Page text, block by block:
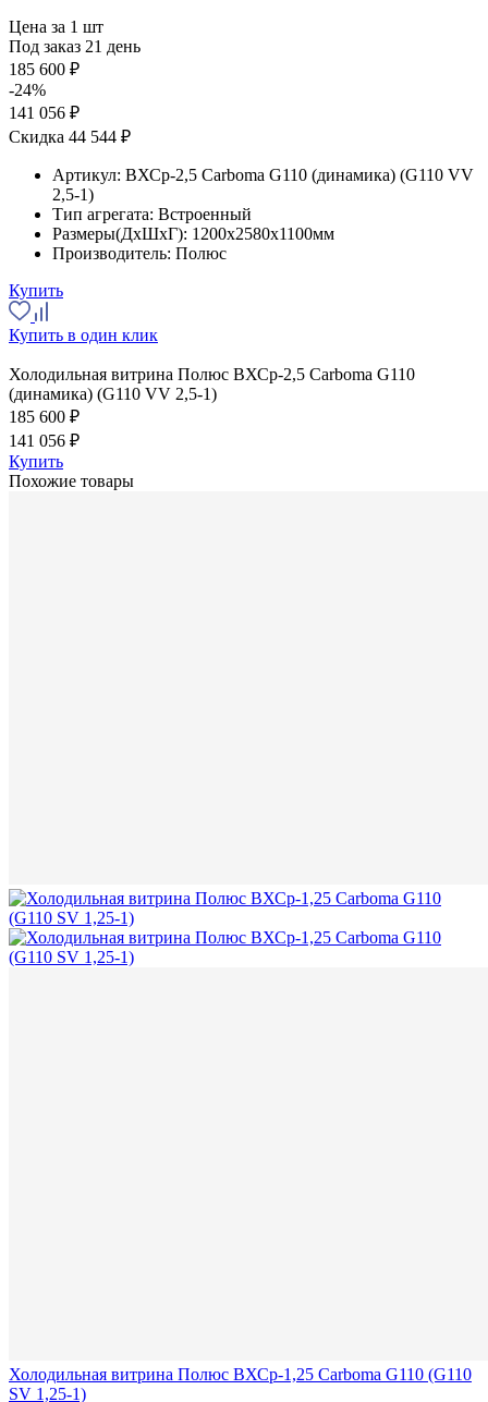
Цена за 1 шт
Под заказ 21 день
185 600 ₽
-24%
141 056 ₽
Скидка 44 544 ₽
Артикул: ВХСр-2,5 Сarboma G110 (динамика) (G110 VV
2,5-1)
Тип агрегата: Встроенный
Размеры(ДхШхГ): 1200x2580x1100мм
Производитель: Полюс
Купить
Купить в один клик
Холодильная витрина Полюс ВХСр-2,5 Сarboma G110
(динамика) (G110 VV 2,5-1)
185 600 ₽
141 056 ₽
Купить
Похожие товары
Холодильная витрина Полюс ВХСр-1,25 Сarboma G110 (G110
SV 1,25-1)